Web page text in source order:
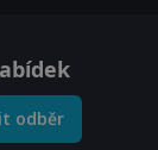
odběr